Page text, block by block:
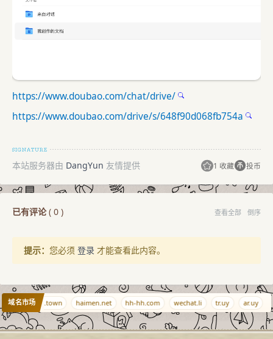
https://www.doubao.com/chat/drive/
https://www.doubao.com/drive/s/648f90d068fb754a
本站服务器由 DangYun 友情提供 1 收藏 投币
已有评论( 0 ) 查看全部 倒序
提示： 您必须 登录 才能查看此内容。
域名市场blog.town haimen.net hh-hh.com wechat.li tr.uy ar.uy